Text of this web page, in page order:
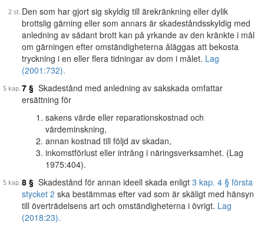
Den som har gjort sig skyldig till ärekränkning eller dylik
brottslig gärning eller som annars är skadeståndsskyldig med
anledning av sådant brott kan på yrkande av den kränkte i mål
om gärningen efter omständigheterna åläggas att bekosta
tryckning i en eller flera tidningar av dom i målet. Lag
(2001:732).
7 § Skadestånd med anledning av sakskada omfattar
ersättning för
sakens värde eller reparationskostnad och
värdeminskning,
annan kostnad till följd av skadan,
inkomstförlust eller intrång i näringsverksamhet. (Lag
1975:404).
8 § Skadestånd för annan ideell skada enligt 3 kap. 4 § första
stycket 2 ska bestämmas efter vad som är skäligt med hänsyn
till överträdelsens art och omständigheterna i övrigt. Lag
(2018:23).